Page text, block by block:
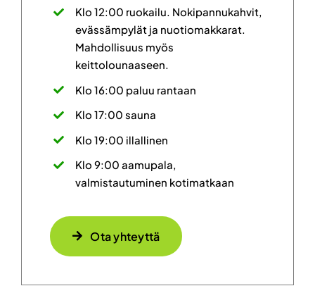
Klo 12:00 ruokailu. Nokipannukahvit,
evässämpylät ja nuotiomakkarat.
Mahdollisuus myös
keittolounaaseen.
Klo 16:00 paluu rantaan
Klo 17:00 sauna
Klo 19:00 illallinen
Klo 9:00 aamupala,
valmistautuminen kotimatkaan
Ota yhteyttä